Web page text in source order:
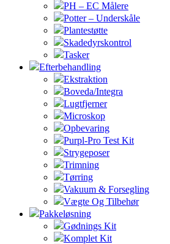
PH – EC Målere
Potter – Underskåle
Plantestøtte
Skadedyrskontrol
Tasker
Efterbehandling
Ekstraktion
Boveda/Integra
Lugtfjerner
Microskop
Opbevaring
Purpl-Pro Test Kit
Strygeposer
Trimning
Tørring
Vakuum & Forsegling
Vægte Og Tilbehør
Pakkeløsning
Gødnings Kit
Komplet Kit